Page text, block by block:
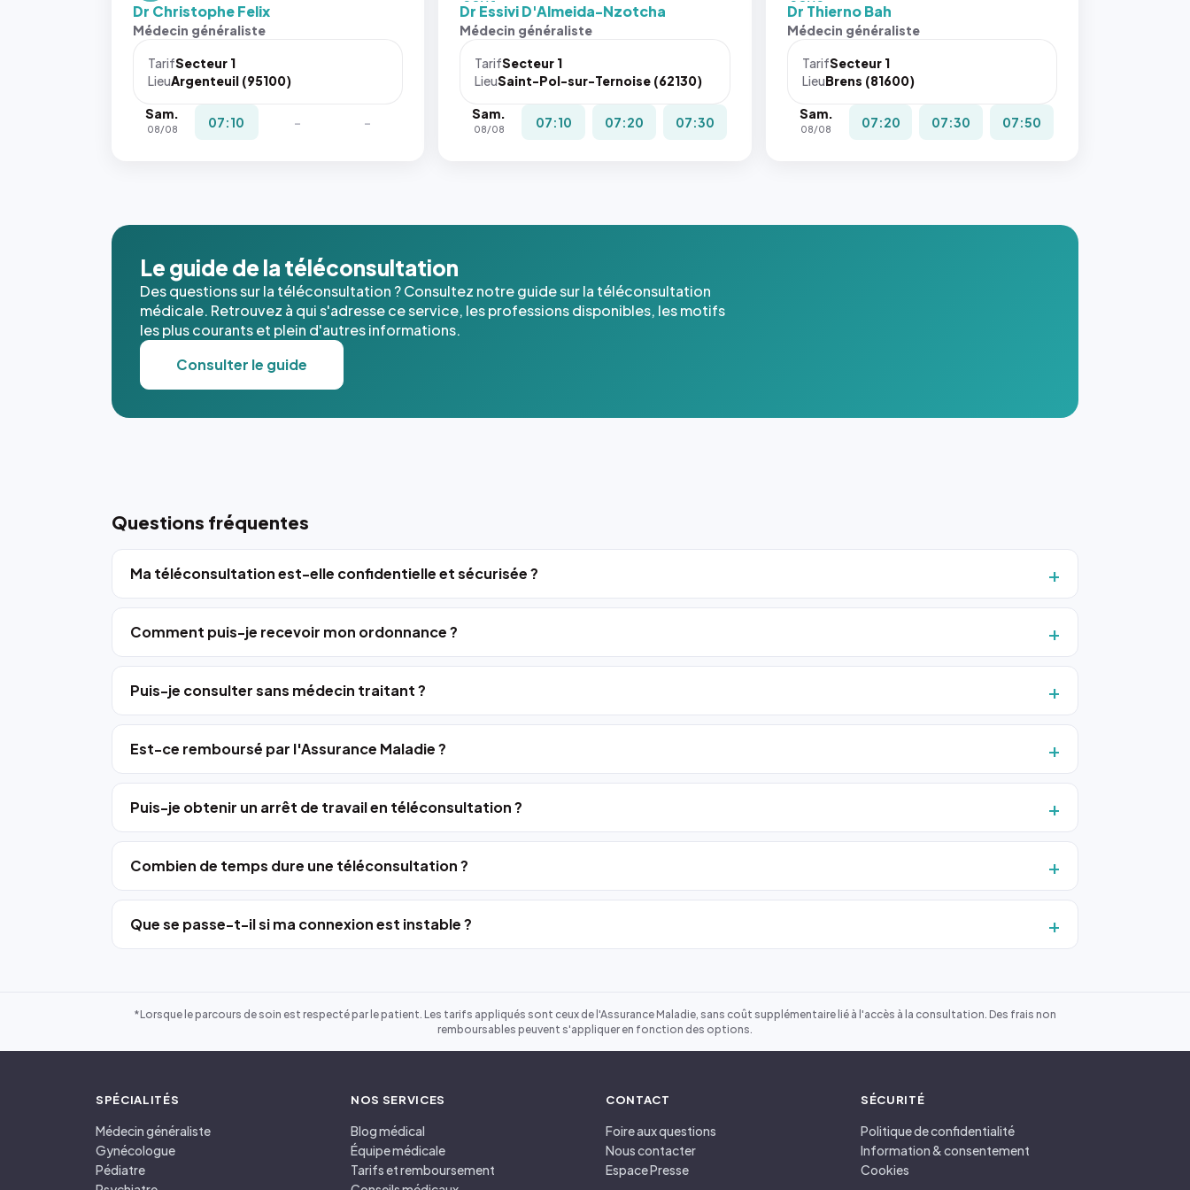
Dr Christophe Felix
Médecin généraliste
TarifSecteur 1
LieuArgenteuil (95100)
Sam.
08/08 07:10 - -
Sans ces
navigateur
pas la
place, et
cas. #}
Dr Essivi D'Almeida-Nzotcha
Médecin généraliste
TarifSecteur 1
LieuSaint-Pol-sur-Ternoise (62130)
Sam.
08/08 07:10 07:20 07:30
Sans ces
navigateur
pas la
place, et
Dr Thierno Bah
Médecin généraliste
TarifSecteur 1
LieuBrens (81600)
Sam.
08/08 07:20 07:30 07:50
Le guide de la téléconsultation
Des questions sur la téléconsultation ? Consultez notre guide sur la téléconsultation
médicale. Retrouvez à qui s'adresse ce service, les professions disponibles, les motifs
les plus courants et plein d'autres informations.
Consulter le guide
Questions fréquentes
Ma téléconsultation est-elle confidentielle et sécurisée ?
Comment puis-je recevoir mon ordonnance ?
Puis-je consulter sans médecin traitant ?
Est-ce remboursé par l'Assurance Maladie ?
Puis-je obtenir un arrêt de travail en téléconsultation ?
Combien de temps dure une téléconsultation ?
Que se passe-t-il si ma connexion est instable ?
*Lorsque le parcours de soin est respecté par le patient. Les tarifs appliqués sont ceux de l'Assurance Maladie, sans coût supplémentaire lié à l'accès à la consultation. Des frais non
remboursables peuvent s'appliquer en fonction des options.
SPÉCIALITÉS
Médecin généraliste
Gynécologue
Pédiatre
NOS SERVICES
Blog médical
Équipe médicale
Tarifs et remboursement
CONTACT
Foire aux questions
Nous contacter
Espace Presse
SÉCURITÉ
Politique de confidentialité
Information & consentement
Cookies